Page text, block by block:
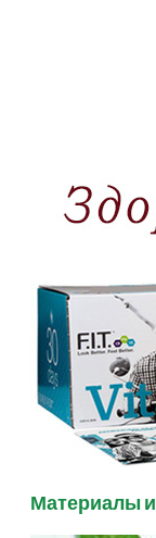
Материалы